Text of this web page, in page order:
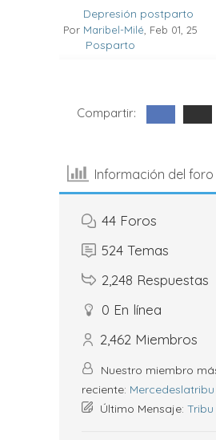
Depresión postparto
Por Maribel-Milé , Feb 01, 25
Posparto
Compartir:
Información del foro
44 Foros
524 Temas
2,248 Respuestas
0 En línea
2,462 Miembros
Nuestro miembro
reciente: Mercedeslatribu
Último Mensaje: